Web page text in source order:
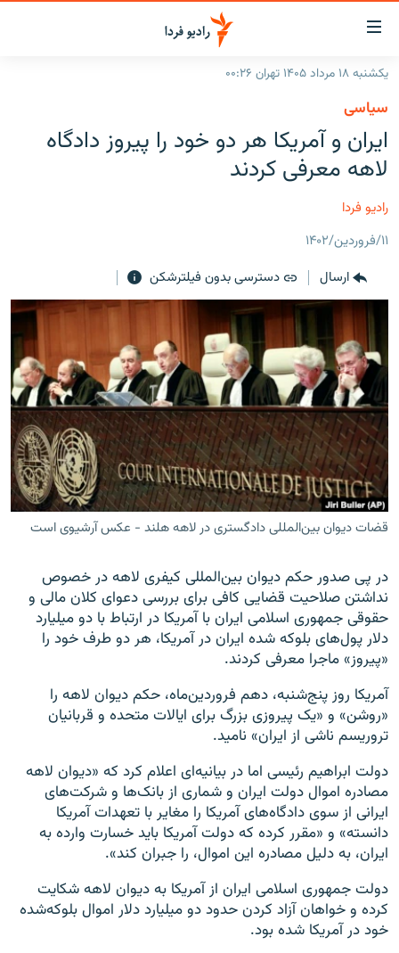
لینک‌های
قابلیت
دسترسی
بازگشت
منوی
اصلی
رفتن
به
صفحه
ایران
جهان
فرکانس‌ها
پادکست
چندرسانه‌ای
گزارش‌های تصویری
گزارش‌های ویدئویی
زنان فردا
English
به ما بپیوندید
زبان‌های دیگر
یکشنبه ۱۸ مرداد ۱۴۰۵ تهران ۰۰:۲۶
سیاسی
ایران و آمریکا هر دو خود را پیروز دادگاه
لاهه معرفی کردند
رادیو فردا
۱۱/فروردین/۱۴۰۲
ارسال
دسترسی بدون فیلترشکن
قضات دیوان بین‌المللی دادگستری در لاهه هلند - عکس آرشیوی است
در پی صدور حکم دیوان بین‌المللی کیفری لاهه در خصوص
نداشتن صلاحیت قضایی کافی برای بررسی دعوای کلان مالی و
حقوقی جمهوری اسلامی ایران با آمریکا در ارتباط با دو میلیارد
دلار پول‌های بلوکه شده ایران در آمریکا، هر دو طرف خود را
«پیروز» ماجرا معرفی کردند.
آمریکا روز پنج‌شنبه، دهم فروردین‌ماه، حکم دیوان لاهه را
«روشن» و «یک پیروزی بزرگ برای ایالات متحده و قربانیان
تروریسم ناشی از ایران» نامید.
دولت ابراهیم رئیسی اما در بیانیه‌ای اعلام کرد که «دیوان لاهه
مصادره اموال دولت ایران و شماری از بانک‌ها و شرکت‌های
ایرانی از سوی دادگاه‌های آمریکا را مغایر با تعهدات آمریکا
دانسته» و «مقرر کرده که دولت آمریکا باید خسارت وارده به
ایران، به دلیل مصادره این اموال، را جبران کند».
دولت جمهوری اسلامی ایران از آمریکا به دیوان لاهه شکایت
کرده و خواهان آزاد کردن حدود دو میلیارد دلار اموال بلوکه‌شده
خود در آمریکا شده بود.